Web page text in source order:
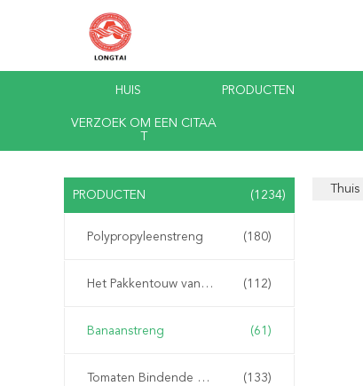
HUIS PRODUCTEN
VERZOEK OM EEN CITAA
PRODUCTEN (1234)
Polypropyleenstreng (180)
Het Pakkentouw van pp (112)
Banaanstreng (61)
Tomaten Bindende Streng (133)
Thuis